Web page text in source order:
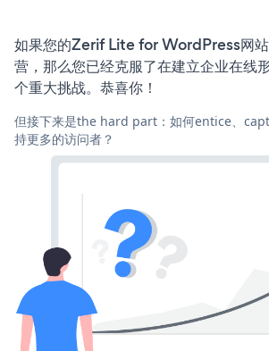
如果您的Zerif Lite for WordPress网站
营，那么您已经克服了在建立企业在线
个重大挑战。恭喜你！
但接下来是the hard part：如何entice、
持更多的访问者？